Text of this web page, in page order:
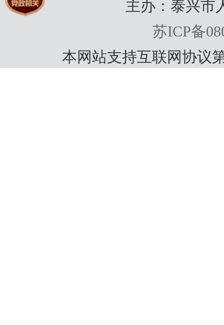
主办：泰兴市
苏ICP备
本网站支持互联网协